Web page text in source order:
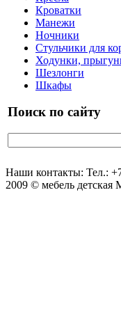
Кроватки
Манежи
Ночники
Стульчики для
Ходунки,
Шезлонги
Шкафы
Поиск по сайту
Наши контакты: Тел.:
2009 © мебель